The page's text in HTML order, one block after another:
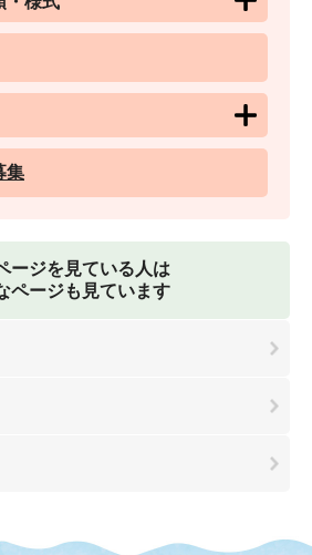
集
ージを見ている人は
ページも見ています